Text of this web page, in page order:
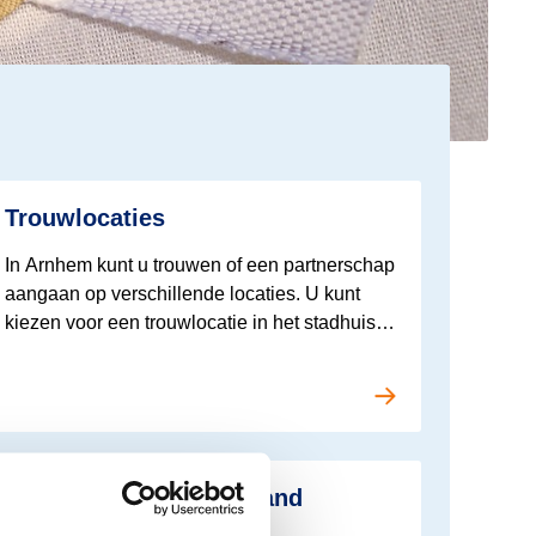
Trouwlocaties
In Arnhem kunt u trouwen of een partnerschap
aangaan op verschillende locaties. U kunt
kiezen voor een trouwlocatie in het stadhuis of
Trouwen in het buitenland